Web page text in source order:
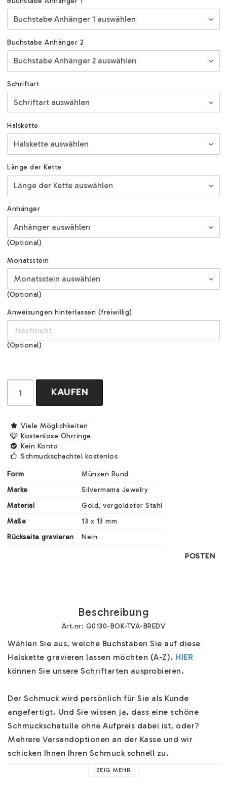
Buchstabe Anhänger 2
Schriftart
Halskette
Länge der Kette
Anhänger
(Optional)
Monatsstein
(Optional)
Anweisungen hinterlassen (freiwillig)
(Optional)
KAUFEN
Viele Möglichkeiten
Kostenlose Ohrringe
Kein Konto
Schmuckschachtel kostenlos
Form
Münzen Rund
Marke
Silvermama Jewelry
Material
Gold, vergoldeter Stahl
Maße
13 x 13 mm
Rückseite gravieren
Nein
POSTEN
Beschreibung
Art.nr: G0130-BOK-TVA-BREDV
Wählen Sie aus, welche Buchstaben Sie auf diese
Halskette gravieren lassen möchten (A-Z). HIER
können Sie unsere Schriftarten ausprobieren.
Der Schmuck wird persönlich für Sie als Kunde
angefertigt. Und Sie wissen ja, dass eine schöne
Schmuckschatulle ohne Aufpreis dabei ist, oder?
Mehrere Versandoptionen an der Kasse und wir
schicken Ihnen Ihren Schmuck schnell zu.
ZEIG MEHR